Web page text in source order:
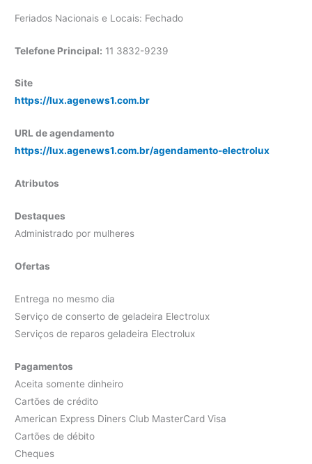
Feriados Nacionais e Locais: Fechado
Telefone Principal: 11 3832-9239
Site
https://lux.agenews1.com.br
URL de agendamento
https://lux.agenews1.com.br/agendamento-electrolux
Atributos
Destaques
Administrado por mulheres
Ofertas
Entrega no mesmo dia
Serviço de conserto de geladeira Electrolux
Serviços de reparos geladeira Electrolux
Pagamentos
Aceita somente dinheiro
Cartões de crédito
American Express Diners Club MasterCard Visa
Cartões de débito
Cheques